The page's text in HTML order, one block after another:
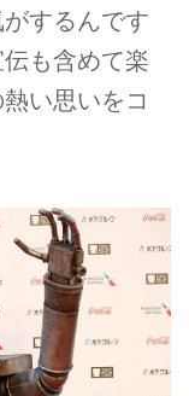
するんです
も含めて楽
い思いをコ